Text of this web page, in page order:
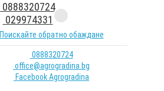
0888320724
029974331
Поискайте обратно обаждане
0888320724
office@agrogradina.bg
Facebook Agrogradina